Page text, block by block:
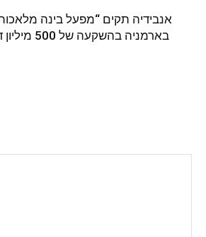
אנבידיה תקים “מפעל בינה
בארמניה בהשקעה של 500 מיליון דולר